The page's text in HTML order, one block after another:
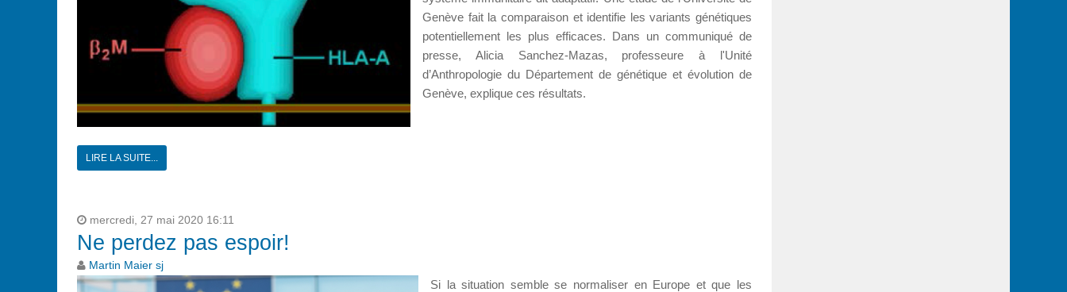
Genève fait la comparaison et identifie les variants génétiques
potentiellement les plus efficaces. Dans un communiqué de
presse, Alicia Sanchez-Mazas, professeure à l'Unité
d’Anthropologie du Département de génétique et évolution de
Genève, explique ces résultats.
LIRE LA SUITE...
mercredi, 27 mai 2020 16:11
Ne perdez pas espoir!
Martin Maier sj
Si la situation semble se normaliser en Europe et que les